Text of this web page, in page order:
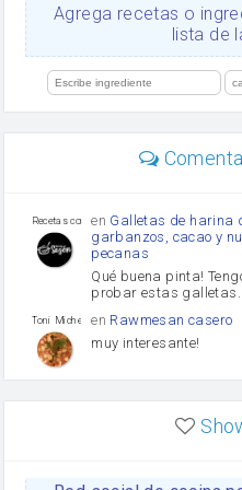
Ajos
salsa de soja
limón
Agrega recetas o
lista de
Recetas con sazon
en Galletas de harina
garbanzos, cacao y
pecanas
Qué buena pinta!
probar estas galletas.
Toni Michel Caubet
en Rawmesan casero
muy interesante!
enLasaña casera